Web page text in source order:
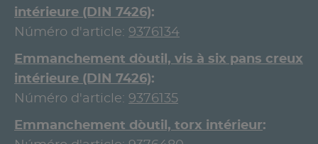
intérieure (DIN 7426)
Núméro d'article: 9376134
Emmanchement d`outil, vis à six pans creux
intérieure (DIN 7426)
Núméro d'article: 9376135
Emmanchement d`outil, torx intérieur